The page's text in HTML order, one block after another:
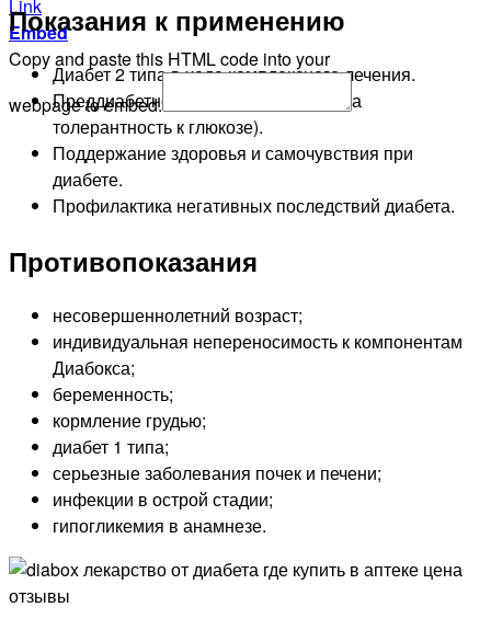
Link
Embed
Copy and paste this HTML code into your
webpage to embed.
Показания к применению
Диабет 2 типа в ходе комплексного лечения.
Преддиабетное состояние (нарушена
толерантность к глюкозе).
Поддержание здоровья и самочувствия при
диабете.
Профилактика негативных последствий диабета.
Противопоказания
несовершеннолетний возраст;
индивидуальная непереносимость к компонентам
Диабокса;
беременность;
кормление грудью;
диабет 1 типа;
серьезные заболевания почек и печени;
инфекции в острой стадии;
гипогликемия в анамнезе.